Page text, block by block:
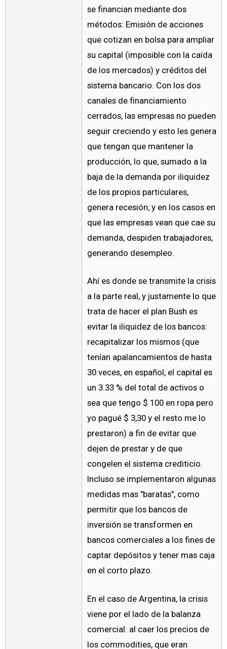
se financian mediante dos
métodos: Emisión de acciones
que cotizan en bolsa para ampliar
su capital (imposible con la caída
de los mercados) y créditos del
sistema bancario. Con los dos
canales de financiamiento
cerrados, las empresas no pueden
seguir creciendo y esto les genera
que tengan que mantener la
producción, lo que, sumado a la
baja de la demanda por iliquidez
de los propios particulares,
genera recesión; y en los casos en
que las empresas vean que cae su
demanda, despiden trabajadores,
generando desempleo.
Ahí es donde se transmite la crisis
a la parte real, y justamente lo que
trata de hacer el plan Bush es
evitar la iliquidez de los bancos:
recapitalizar los mismos (que
tenían apalancamientos de hasta
30 veces, en español, el capital es
un 3.33 % del total de activos o
sea que tengo $ 100 en ropa pero
yo pagué $ 3,30 y el resto me lo
prestaron) a fin de evitar que
dejen de prestar y de que
congelen el sistema crediticio.
Incluso se implementaron algunas
medidas mas "baratas", como
permitir que los bancos de
inversión se transformen en
bancos comerciales a los fines de
captar depósitos y tener mas caja
en el corto plazo.
En el caso de Argentina, la crisis
viene por el lado de la balanza
comercial: al caer los precios de
los commodities, que eran